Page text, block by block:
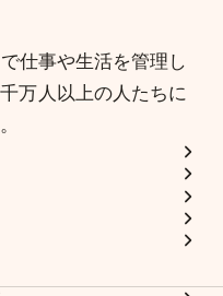
仕事や生活を管理し
万人以上の人たちに